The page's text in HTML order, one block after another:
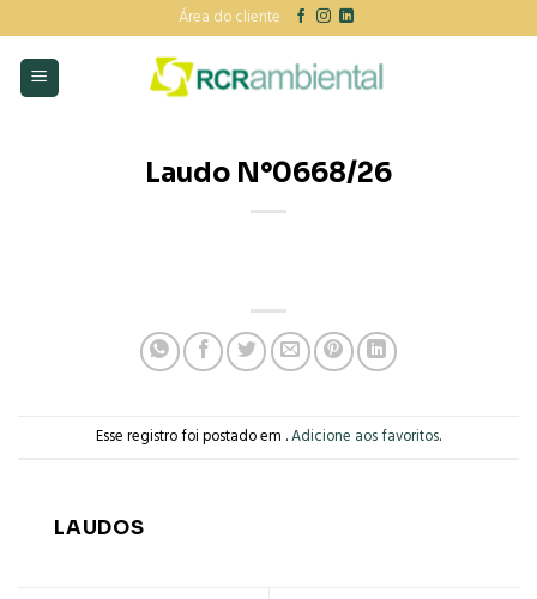
to
content
Área do cliente
Laudo N°0668/26
Esse registro foi postado em .Adicione aos favoritos.
LAUDOS